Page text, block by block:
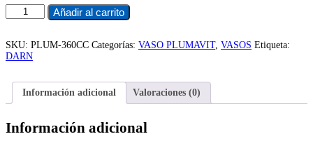
CONTENEDOR
TERMICO
TAPA
12
OZ
UND)
cantidad
Añadir al carrito
SKU: PLUM-360CC Categorías: VASO PLUMAVIT, VASOS Etiqueta:
DARN
Información adicional Valoraciones (0)
Información adicional